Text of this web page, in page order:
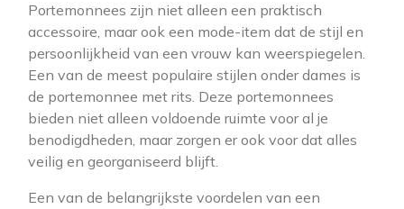
Portemonnees zijn niet alleen een praktisch
accessoire, maar ook een mode-item dat de stijl en
persoonlijkheid van een vrouw kan weerspiegelen.
Een van de meest populaire stijlen onder dames is
de portemonnee met rits. Deze portemonnees
bieden niet alleen voldoende ruimte voor al je
benodigdheden, maar zorgen er ook voor dat alles
veilig en georganiseerd blijft.
Een van de belangrijkste voordelen van een